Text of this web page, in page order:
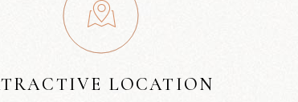
LOCATION